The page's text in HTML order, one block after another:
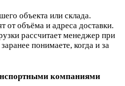
объекта или склада.
от объёма и адреса доставки.
рассчитает менеджер при
понимаете, когда и за
компаниями